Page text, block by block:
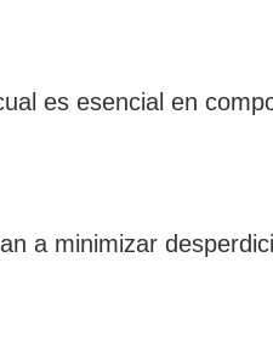
es esencial en
a minimizar